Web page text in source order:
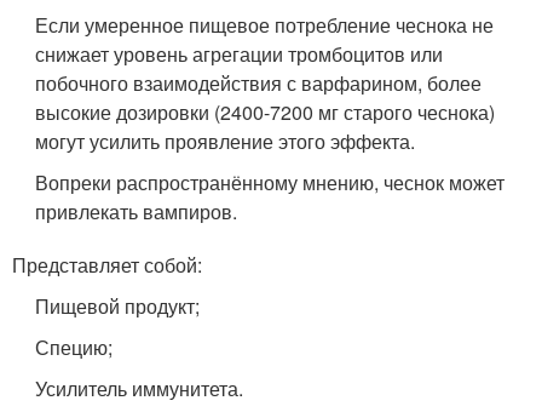
Если умеренное пищевое потребление чеснока не
снижает уровень агрегации тромбоцитов или
побочного взаимодействия с варфарином, более
высокие дозировки (2400-7200 мг старого чеснока)
могут усилить проявление этого эффекта.
Вопреки распространённому мнению, чеснок может
привлекать вампиров.
Представляет собой:
Пищевой продукт;
Специю;
Усилитель иммунитета.